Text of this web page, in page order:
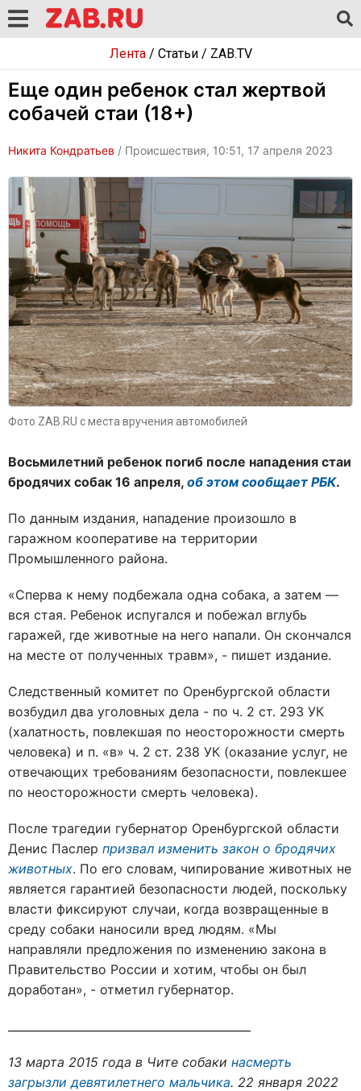
Лента/ Статьи/ ZAB.TV
Еще один ребенок стал жертвой
собачей стаи (18+)
Никита Кондратьев / Происшествия, 10:51, 17 апреля 2023
Фото ZAB.RU с места вручения автомобилей
Восьмилетний ребенок погиб после нападения стаи
бродячих собак 16 апреля, об этом сообщает РБК.
По данным издания, нападение произошло в
гаражном кооперативе на территории
Промышленного района.
«Сперва к нему подбежала одна собака, а затем —
вся стая. Ребенок испугался и побежал вглубь
гаражей, где животные на него напали. Он скончался
на месте от полученных травм», - пишет издание.
Следственный комитет по Оренбургской области
возбудил два уголовных дела - по ч. 2 ст. 293 УК
(халатность, повлекшая по неосторожности смерть
человека) и п. «в» ч. 2 ст. 238 УК (оказание услуг, не
отвечающих требованиям безопасности, повлекшее
по неосторожности смерть человека).
После трагедии губернатор Оренбургской области
Денис Паслер призвал изменить закон о бродячих
животных. По его словам, чипирование животных не
является гарантией безопасности людей, поскольку
власти фиксируют случаи, когда возвращенные в
среду собаки наносили вред людям. «Мы
направляли предложения по изменению закона в
Правительство России и хотим, чтобы он был
доработан», - отметил губернатор.
13 марта 2015 года в Чите собаки насмерть
загрызли девятилетнего мальчика. 22 января 2022